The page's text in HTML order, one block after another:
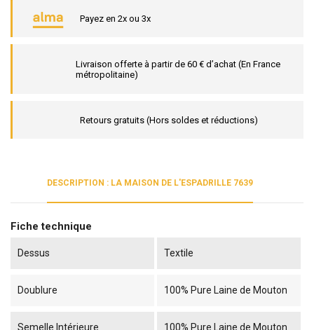
Payez en 2x ou 3x
Livraison offerte à partir de 60 € d’achat (En France
métropolitaine)
Retours gratuits (Hors soldes et réductions)
DESCRIPTION : LA MAISON DE L'ESPADRILLE 7639
Fiche technique
Dessus Textile
Doublure 100% Pure Laine de Mouton
Semelle Intérieure 100% Pure Laine de Mouton